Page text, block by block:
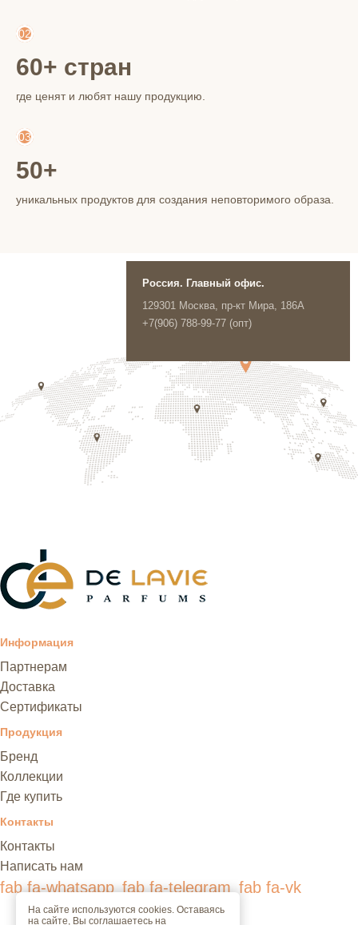
02
60+ стран
где ценят и любят нашу продукцию.
03
50+
уникальных продуктов для создания неповторимого образа.
Россия. Главный офис.
129301 Москва, пр-кт Мира, 186А
+7(906) 788-99-77 (опт)
Информация
Партнерам
Доставка
Сертификаты
Продукция
Бренд
Коллекции
Где купить
Контакты
Контакты
Написать нам
fab fa-whatsapp fab fa-telegram fab fa-vk
На сайте используются cookies. Оставаясь
на сайте, Вы соглашаетесь на